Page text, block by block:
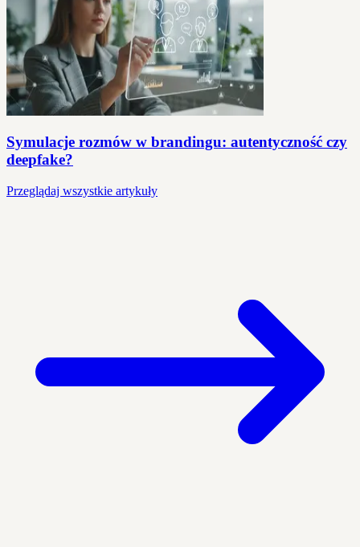
Symulacje rozmów w brandingu: autentyczność czy
deepfake?
Przeglądaj wszystkie artykuły